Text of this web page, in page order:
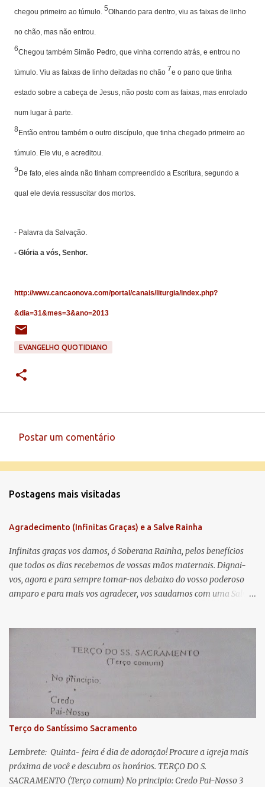
chegou primeiro ao túmulo. 5Olhando para dentro, viu as faixas de linho
no chão, mas não entrou.
6Chegou também Simão Pedro, que vinha correndo atrás, e entrou no
túmulo. Viu as faixas de linho deitadas no chão 7e o pano que tinha
estado sobre a cabeça de Jesus, não posto com as faixas, mas enrolado
num lugar à parte.
8 Então entrou também o outro discípulo, que tinha chegado primeiro ao
túmulo. Ele viu, e acreditou.
9 De fato, eles ainda não tinham compreendido a Escritura, segundo a
qual ele devia ressuscitar dos mortos.
- Palavra da Salvação.
- Glória a vós, Senhor.
http://www.cancaonova.com/portal/canais/liturgia/index.php?
&dia=31&mes=3&ano=2013
EVANGELHO QUOTIDIANO
e
t
á
r
i
o
Postar um comentário
Postagens mais visitadas
Agradecimento (Infinitas Graças) e a Salve Rainha
Infinitas graças vos damos, ó Soberana Rainha, pelos benefícios
que todos os dias recebemos de vossas mãos maternais. Dignai-
vos, agora e para sempre tomar-nos debaixo do vosso poderoso
amparo e para mais vos agradecer, vos saudamos com uma Salve
lágrimas. Eia, pois, Advogada nossa, estes vossos olhos
misericordiosos a nós volvei, e depois deste desterro, mostrai-nos
Jesus. Bendito é o fruto do vosso ventre, ó clemente, ó piedosa, ó
doce e sempre Virgem Maria. Rogai por nós Santa Mãe de Deus.
Para que sejamos dignos das promessas de Cristo. Amém.
Terço do Santíssimo Sacramento
Lembrete: Quinta- feira é dia de adoração! Procure a igreja mais
próxima de você e descubra os horários. TERÇO DO S.
SACRAMENTO (Terço comum) No principio: Credo Pai-Nosso 3